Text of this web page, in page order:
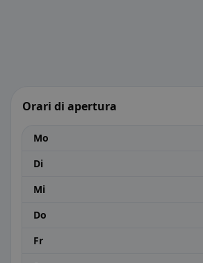
Orari di apertura
Mo
Di
Mi
Do
Fr